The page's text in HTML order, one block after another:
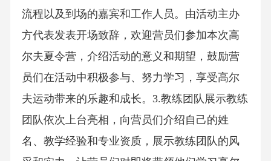
流程以及到场的嘉宾和工作人员。由活动主办
方代表发表开场致辞，欢迎营员们参加本次高
尔夫夏令营，介绍活动的意义和期望，鼓励营
员们在活动中积极参与、努力学习，享受高尔
夫运动带来的乐趣和成长。3.教练团队展示教练
团队依次上台亮相，向营员们介绍自己的姓
名、教学经验和专业资质，展示教练团队的风